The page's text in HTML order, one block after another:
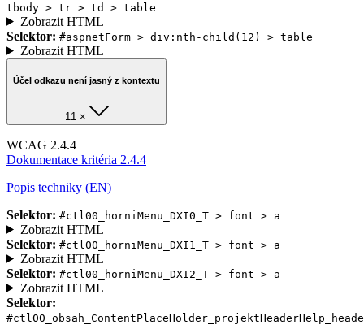
tbody > tr > td > table
Zobrazit HTML
Selektor: #aspnetForm > div:nth-child(12) > table
Zobrazit HTML
Účel odkazu není jasný z kontextu
11 ×
WCAG 2.4.4
Dokumentace kritéria 2.4.4
Popis techniky (EN)
Selektor: #ctl00_horniMenu_DXI0_T > font > a
Zobrazit HTML
Selektor: #ctl00_horniMenu_DXI1_T > font > a
Zobrazit HTML
Selektor: #ctl00_horniMenu_DXI2_T > font > a
Zobrazit HTML
Selektor: